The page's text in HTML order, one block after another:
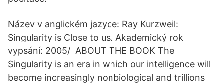
Název v anglickém jazyce: Ray Kurzweil:
Singularity is Close to us. Akademický rok
vypsání: 2005/ ABOUT THE BOOK The
Singularity is an era in which our intelligence will
become increasingly nonbiological and trillions